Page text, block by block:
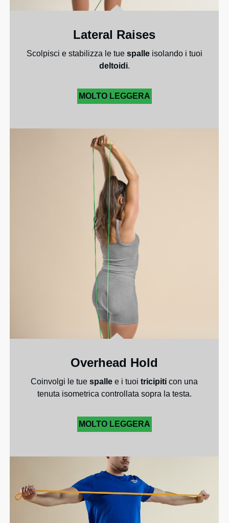
Lateral Raises
Scolpisci e stabilizza le tue spalleisolando i tuoi
deltoidi.
MOLTO LEGGERA
Overhead Hold
Coinvolgi le tuespalle e i tuoitricipiti con una
tenuta isometrica controllata sopra la testa.
MOLTO LEGGERA